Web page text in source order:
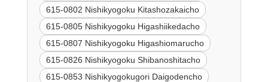
615-0802 Nishikyogoku Kitashozakaicho
615-0805 Nishikyogoku Higashiikedacho
615-0807 Nishikyogoku Higashiomarucho
615-0826 Nishikyogoku Shibanoshitacho
615-0853 Nishikyogokugori Daigodencho